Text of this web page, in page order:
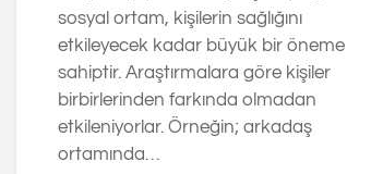
sosyal ortam, kişilerin sağlığını
etkileyecek kadar büyük bir öneme
sahiptir. Araştırmalara göre kişiler
birbirlerinden farkında olmadan
etkileniyorlar. Örneğin; arkadaş
ortamında…